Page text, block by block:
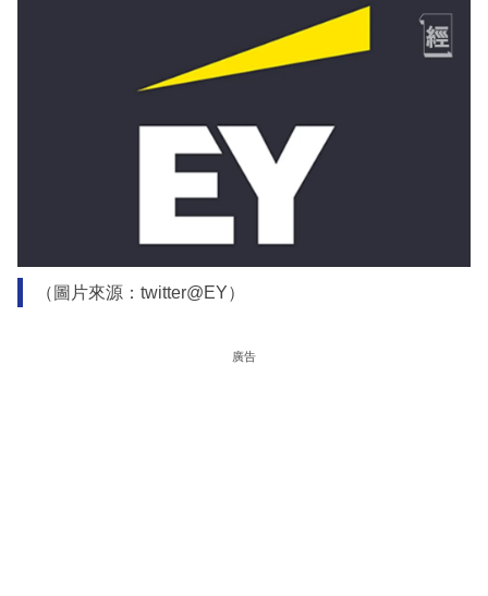
（圖片來源：twitter@EY）
廣告